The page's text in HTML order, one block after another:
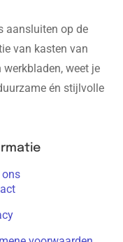
aansluiten op de
van kasten van
werkbladen, weet je
én stijlvolle
ons